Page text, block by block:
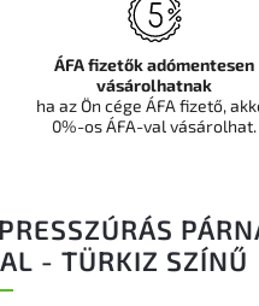
- TÜRKIZ SZÍNŰ
ÁFA fizetők adómentesen
vásárolhatnak
ha az Ön cége ÁFA fizető,
0%-os ÁFA-val vásárolhat.